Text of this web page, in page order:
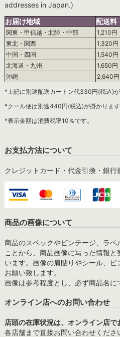
addresses in Japan.)
お届け地域
配送料
関東・甲信越・北陸・中部
1,210円
東北・関西
1,320円
中国・四国
1,540円
北海道・九州
1,650円
沖縄
2,640円
*上記に別途配送カートン代330円(税込)が
*クール便は別途440円(税込)が掛かります
*表示金額は消費税率10％です。
お支払方法について
クレジットカード・代金引換・銀行
商品の画像について
商品のスペックやビンテージ、ラ
ことから、商品画像に写った情報
います。画像の肩貼りやシール、
お願い致します。
画像は参考程度とし、必ず商品名に
オンライン店へのお問い合わせ
店頭の在庫状況は、オンライン店で
各店舗まで直接お問い合わせくださ